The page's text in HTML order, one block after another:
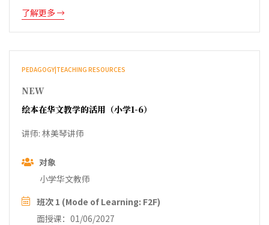
了解更多
PEDAGOGY|TEACHING RESOURCES
NEW
绘本在华文教学的活用（小学1-6）
讲师: 林美琴讲师
对象
小学华文教师
班次 1 (Mode of Learning: F2F)
面授课：01/06/2027